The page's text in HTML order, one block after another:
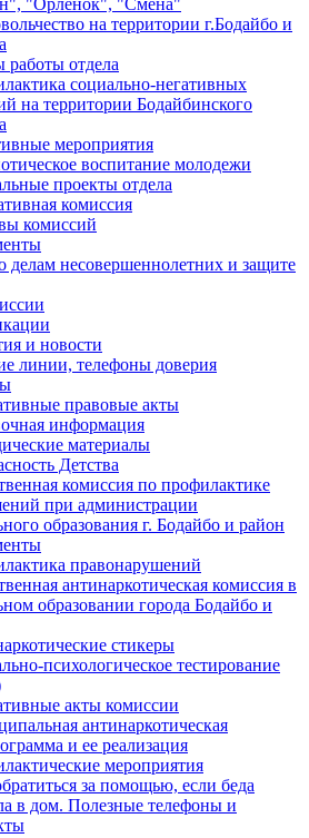
"Орленок", "Смена"
на территории г.Бодайбо и
отдела
социально-негативных
на территории Бодайбинского
мероприятия
воспитание молодежи
проекты отдела
комиссия
комиссий
делам несовершеннолетних и защите
и новости
линии, телефоны доверия
правовые акты
информация
материалы
Детства
комиссия по профилактике
при администрации
образования г. Бодайбо и район
правонарушений
антинаркотическая комиссия в
образовании города Бодайбо и
стикеры
психологическое тестирование
акты комиссии
антинаркотическая
и ее реализация
мероприятия
за помощью, если беда
в дом. Полезные телефоны и